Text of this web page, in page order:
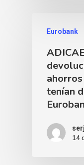
Eurobank
tenían
14